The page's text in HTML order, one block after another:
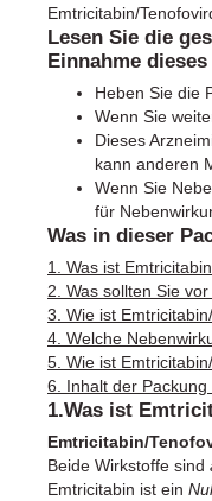
Emtricitabin/
Lesen Sie die
Einnahme
Heben Sie die
Wenn Sie
Dieses
kann anderen
Wenn Sie
für
Was in dieser
1. Was ist
2. Was sollten Sie
3. Wie ist
4. Welche
5. Wie ist
6. Inhalt der
1.Was ist
Emtricitabin/
Beide Wirkstoffe sind
Emtricitabin ist ein